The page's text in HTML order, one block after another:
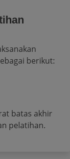
berikut:
batas akhir
pelatihan.